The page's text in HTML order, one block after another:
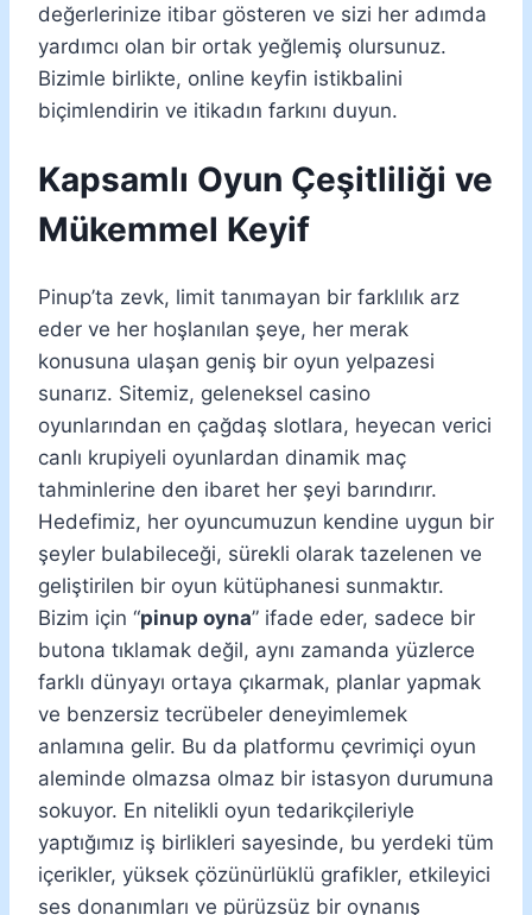
değerlerinize itibar gösteren ve sizi her adımda
yardımcı olan bir ortak yeğlemiş olursunuz.
Bizimle birlikte, online keyfin istikbalini
biçimlendirin ve itikadın farkını duyun.
Kapsamlı Oyun Çeşitliliği ve
Mükemmel Keyif
Pinup’ta zevk, limit tanımayan bir farklılık arz
eder ve her hoşlanılan şeye, her merak
konusuna ulaşan geniş bir oyun yelpazesi
sunarız. Sitemiz, geleneksel casino
oyunlarından en çağdaş slotlara, heyecan verici
canlı krupiyeli oyunlardan dinamik maç
tahminlerine den ibaret her şeyi barındırır.
Hedefimiz, her oyuncumuzun kendine uygun bir
şeyler bulabileceği, sürekli olarak tazelenen ve
geliştirilen bir oyun kütüphanesi sunmaktır.
Bizim için “pinup oyna” ifade eder, sadece bir
butona tıklamak değil, aynı zamanda yüzlerce
farklı dünyayı ortaya çıkarmak, planlar yapmak
ve benzersiz tecrübeler deneyimlemek
anlamına gelir. Bu da platformu çevrimiçi oyun
aleminde olmazsa olmaz bir istasyon durumuna
sokuyor. En nitelikli oyun tedarikçileriyle
yaptığımız iş birlikleri sayesinde, bu yerdeki tüm
içerikler, yüksek çözünürlüklü grafikler, etkileyici
ses donanımları ve pürüzsüz bir oynanış